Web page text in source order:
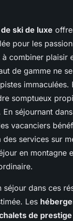
ski de luxe
pour les
à combiner plaisir
de gamme ne
immaculées.
somptueux
séjournant
vacanciers
services sur
en montagne
séjour dans ces
Les
de prestige